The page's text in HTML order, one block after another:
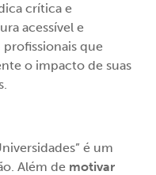
crítica e
acessível e
que
o impacto de suas
é um
Além de motivar